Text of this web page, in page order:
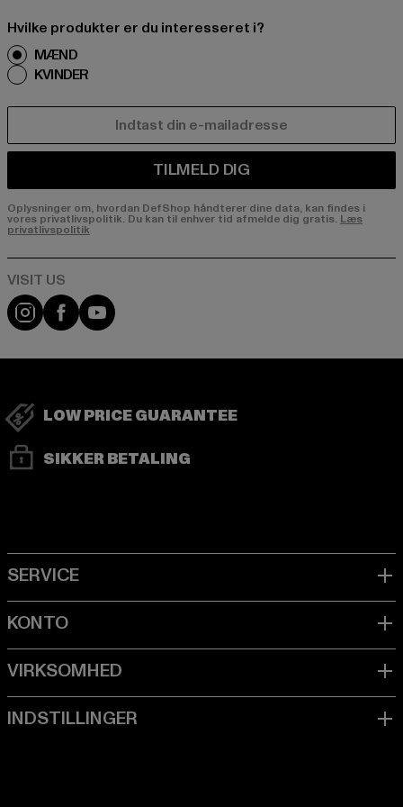
Hvilke produkter er du interesseret i?
MÆND
KVINDER
TILMELD DIG
Oplysninger om, hvordan DefShop håndterer dine data, kan findes i
vores privatlivspolitik. Du kan til enhver tid afmelde dig gratis. Læs
privatlivspolitik
Visit our Instagram page:
Visit our Facebook page:
Visit our YouTube channel:
LOW PRICE GUARANTEE
SIKKER BETALING